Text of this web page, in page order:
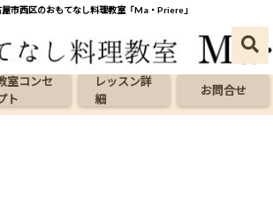
屋市西区のおもてなし料理教室「Ma・Priere」
室コンセ
ト
レッスン詳
細
お問合せ